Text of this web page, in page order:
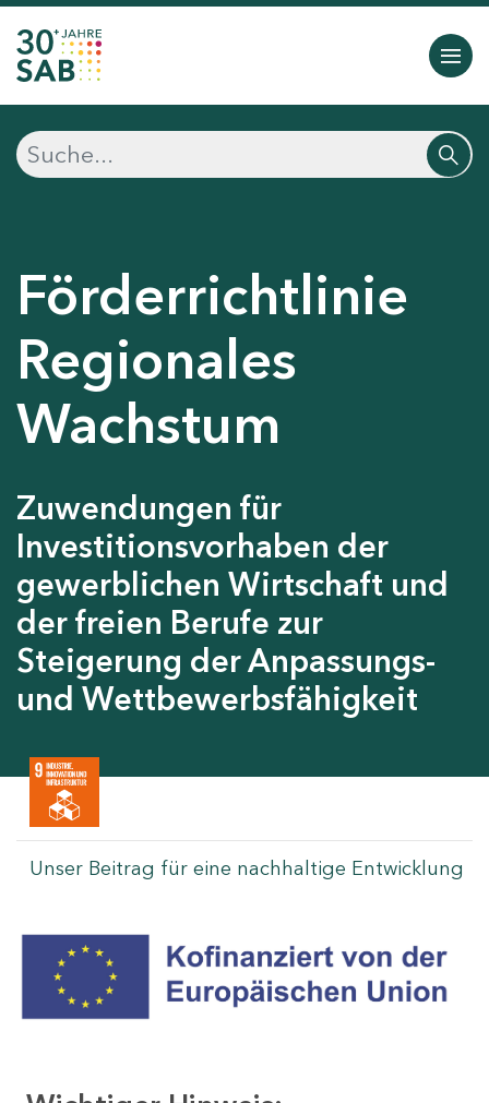
Förderrichtlinie
Regionales
Wachstum
Zuwendungen für
Investitionsvorhaben der
gewerblichen Wirtschaft und
der freien Berufe zur
Steigerung der Anpassungs-
und Wettbewerbsfähigkeit
Unser Beitrag für eine nachhaltige Entwicklung